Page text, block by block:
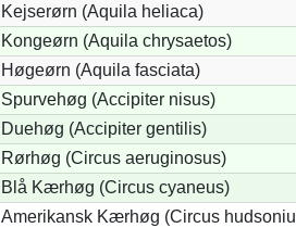
Kejserørn (Aquila heliaca)
Kongeørn (Aquila chrysaetos)
Høgeørn (Aquila fasciata)
Spurvehøg (Accipiter nisus)
Duehøg (Accipiter gentilis)
Rørhøg (Circus aeruginosus)
Blå Kærhøg (Circus cyaneus)
Amerikansk Kærhøg (Circus